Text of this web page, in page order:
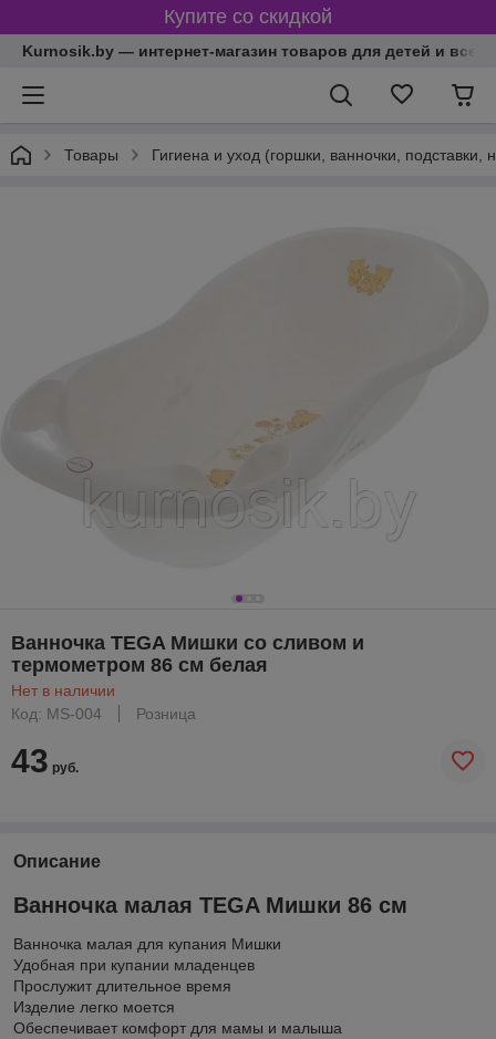
Купите со скидкой
Kurnosik.by — интернет-магазин товаров для детей и всей
Товары Гигиена и уход (горшки, ванночки, подставки,
Ванночка TEGA Мишки со сливом и
термометром 86 см белая
Нет в наличии
Код: MS-004
Розница
43 руб.
Описание
Ванночка малая TEGA Мишки 86 см
Ванночка малая для купания Мишки
Удобная при купании младенцев
Прослужит длительное время
Изделие легко моется
Обеспечивает комфорт для мамы и малыша